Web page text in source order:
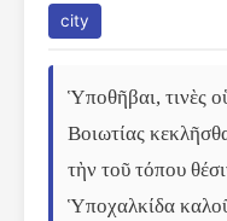
city
Ὑποθῆβαι, τινὲς
Βοιωτίας
τὴν τοῦ τόπου
Ὑποχαλκίδα